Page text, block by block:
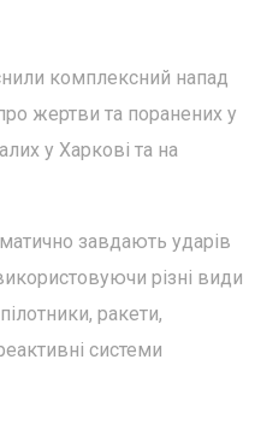
комплексний напад
жертви та поранених у
у Харкові та на
завдають ударів
різні види
ракети,
системи